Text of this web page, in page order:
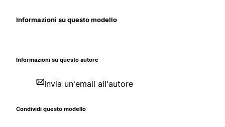
Informazioni su questo modello
Informazioni su questo autore
Invia un'email all'autore
Condividi questo modello